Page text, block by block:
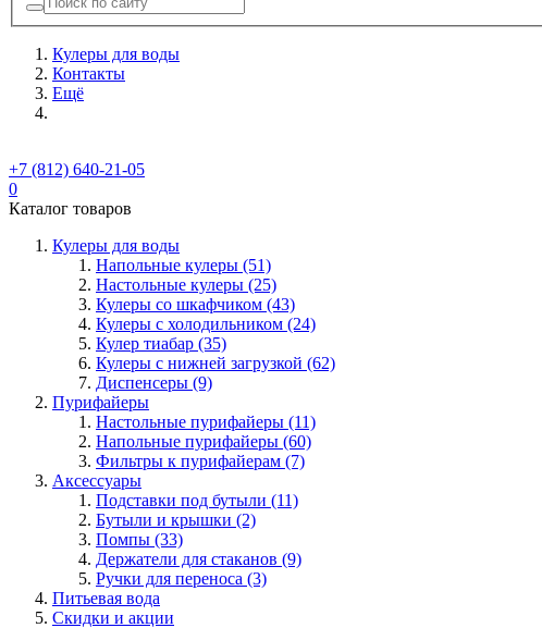
Кулеры для воды
Контакты
Ещё
+7 (812) 640-21-05
0
Каталог товаров
Кулеры для воды
Напольные кулеры (51)
Настольные кулеры (25)
Кулеры со шкафчиком (43)
Кулеры с холодильником (24)
Кулер тиабар (35)
Кулеры с нижней загрузкой (62)
Диспенсеры (9)
Пурифайеры
Настольные пурифайеры (11)
Напольные пурифайеры (60)
Фильтры к пурифайерам (7)
Аксессуары
Подставки под бутыли (11)
Бутыли и крышки (2)
Помпы (33)
Держатели для стаканов (9)
Ручки для переноса (3)
Питьевая вода
Скидки и акции